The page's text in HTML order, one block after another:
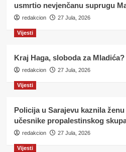
usmrtio nevjenčanu suprugu
redakcion 27 Jula, 2026
Vijesti
Kraj Haga, sloboda za Mladića?
redakcion 27 Jula, 2026
Vijesti
Policija u Sarajevu kaznila
učesnike propalestinskog
redakcion 27 Jula, 2026
Vijesti